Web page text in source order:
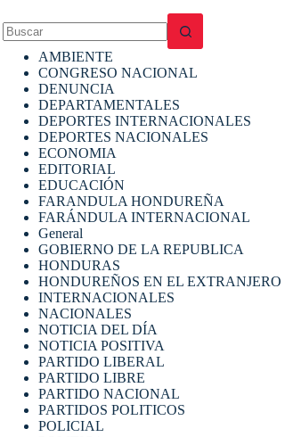
resultados
AMBIENTE
CONGRESO NACIONAL
DENUNCIA
DEPARTAMENTALES
DEPORTES INTERNACIONALES
DEPORTES NACIONALES
ECONOMIA
EDITORIAL
EDUCACIÓN
FARANDULA HONDUREÑA
FARÁNDULA INTERNACIONAL
General
GOBIERNO DE LA REPUBLICA
HONDURAS
HONDUREÑOS EN EL EXTRANJERO
INTERNACIONALES
NACIONALES
NOTICIA DEL DÍA
NOTICIA POSITIVA
PARTIDO LIBERAL
PARTIDO LIBRE
PARTIDO NACIONAL
PARTIDOS POLITICOS
POLICIAL